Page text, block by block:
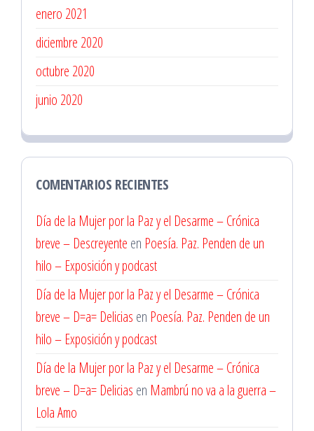
enero 2021
diciembre 2020
octubre 2020
junio 2020
COMENTARIOS RECIENTES
Día de la Mujer por la Paz y el Desarme – Crónica
breve – Descreyente en Poesía. Paz. Penden de un
hilo – Exposición y podcast
Día de la Mujer por la Paz y el Desarme – Crónica
breve – D=a= Delicias en Poesía. Paz. Penden de un
hilo – Exposición y podcast
Día de la Mujer por la Paz y el Desarme – Crónica
breve – D=a= Delicias en Mambrú no va a la guerra –
Lola Amo